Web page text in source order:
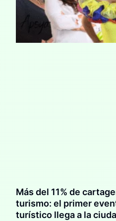
Más del 11% de
turismo: el primer
turístico llega a la